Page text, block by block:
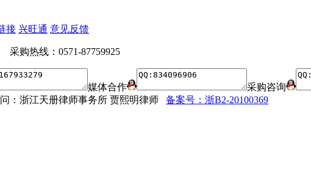
接 兴旺通 意见反馈
采购热线：0571-87759925
媒体合作
采购咨询
：浙江天册律师事务所 贾熙明律师 备案号：浙B2-20100369